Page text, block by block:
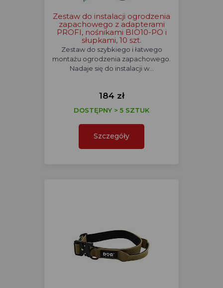
Zestaw do instalacji ogrodzenia
zapachowego z adapterami
PROFI, nośnikami BIO10-PO i
słupkami, 10 szt.
Zestaw do szybkiego i łatwego
montażu ogrodzenia zapachowego.
Nadaje się do instalacji w…
184 zł
DOSTĘPNY > 5 SZTUK
Szczegóły